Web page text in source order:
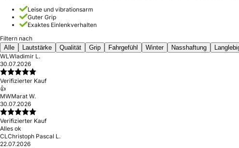
Leise und vibrationsarm
Guter Grip
Exaktes Einlenkverhalten
Filtern nach
Alle
Lautstärke Qualität Grip Fahrgefühl Winter Nasshaftung
WLWladimir L.
30.07.2026
Verifizierter Kauf
👍
MWMarat W.
30.07.2026
Verifizierter Kauf
Alles ok
CLChristoph Pascal L.
22.07.2026